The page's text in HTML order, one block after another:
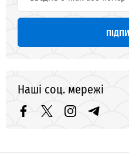
Наші соц. мережі